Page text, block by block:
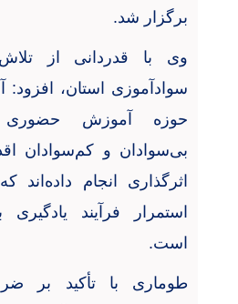
برگزار شد.
وی با قدردانی از
سوادآموزی استان، افزود:
حوزه آموزش
بی‌سوادان و کم‌سوادان
اثرگذاری انجام
استمرار فرآیند یادگیری
است.
طوماری با تأکید بر